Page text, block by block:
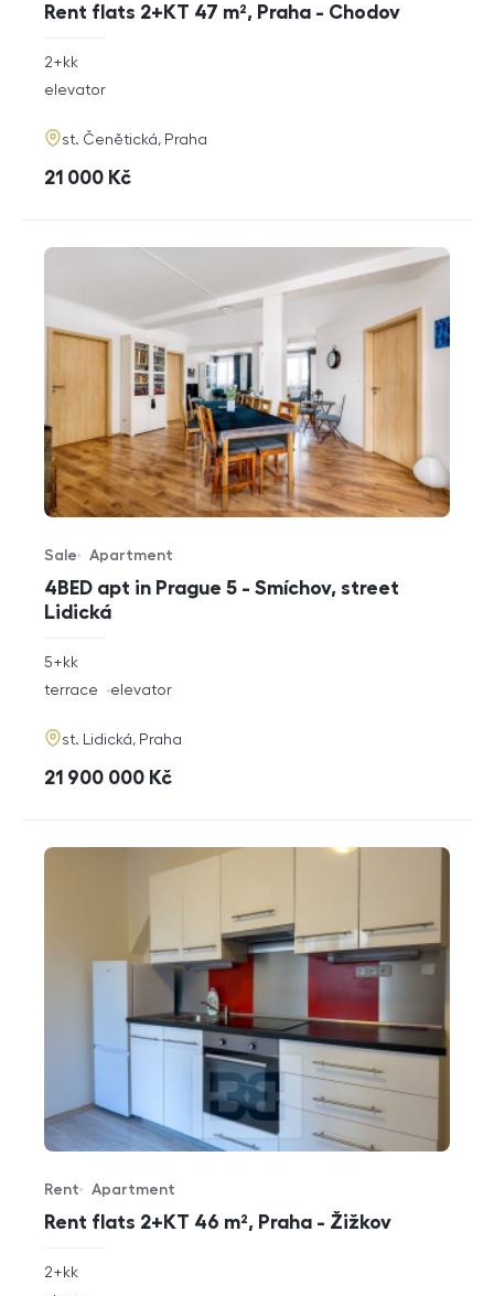
Rent flats 2+KT 47 m², Praha - Chodov
rozměry
disposition
2+kk
funkce
elevator
adresa
st. Čenětická, Praha
cena
21 000 Kč
4BED apt in Prague 5 - Smíchov, street
Lidická
Offer type
Sale
Property type
Apartment
rozměry
5+kk
funkce
terrace elevator
adresa
st. Lidická, Praha
cena
21 900 000 Kč
Rent flats 2+KT 46 m², Praha - Žižkov
Offer type
Rent
Property type
Apartment
rozměry
2+kk